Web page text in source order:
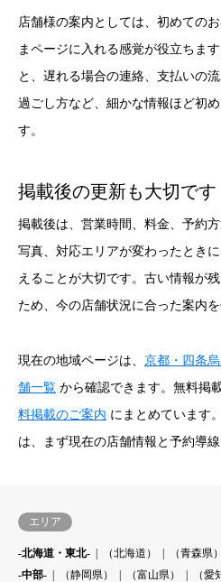
店舗様の案内としては、初めての
まページに入れる感覚が役立ちま
と、遅れる場合の連絡、支払いの
過ごし方など、細かな情報ほど初
す。
掲載後の更新も大切です
掲載後は、営業時間、料金、予約
写真、対応エリアが変わったとき
えることが大切です。古い情報が
ため、今の店舗状況に合った案内
現在の地域ページは、 京都・四条
舗一覧 から確認できます。無料掲
料掲載のご案内 にまとめています
は、まず現在の店舗情報と予約導
エリア
-北海道・東北- （北海道） （青森県）
-中部-
（静岡県） （富山県）
（愛